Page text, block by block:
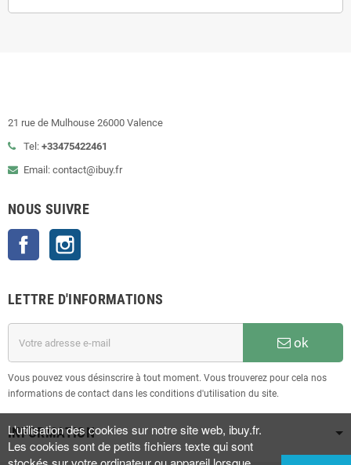
21 rue de Mulhouse 26000 Valence
Tel: +33475422461
Email: contact@ibuy.fr
NOUS SUIVRE
Facebook
LETTRE D'INFORMATIONS
ok
Vous pouvez vous désinscrire à tout moment. Vous trouverez pour cela nos
informations de contact dans les conditions d'utilisation du site.
INFORMATION
L'utilisation des cookies sur notre site web, ibuy.fr.
Les cookies sont de petits fichiers texte qui sont